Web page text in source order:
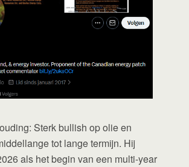
Sterk bullish op olie en
tot lange termijn. Hij
als het begin van een multi-year